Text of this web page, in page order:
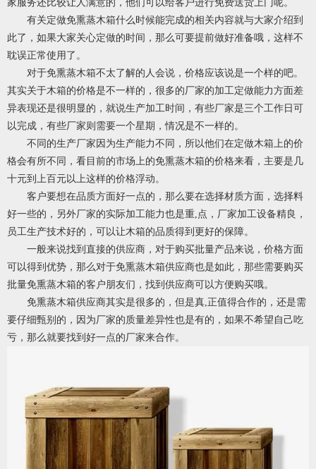
家服务还比较让人满意的，他们可以给客户进行免费送货上门呢。
有关定做免熏蒸木箱什么时候能完成的相关内容就与大家介绍到
此了，如果大家关心定做的时间，那么可要提前做好准备哦，这样不
耽误正常使用了。
对于免熏蒸木箱不太了解的人会说，价格应该说是一个样的吧。
其实关于木箱的价格是不一样的，很多的厂家的加工定做能力方面差
异表现还是很明显的，就说生产加工时间，有些厂家是三个工作日可
以完成，有些厂家则需要一个星期，情况是不一样的。
不同的生产厂家因为生产能力不同，所以他们在定做木箱上的价
格会有所不同，看目前的市场上的免熏蒸木箱的价格来看，主要是几
十元到上百元以上这样的价格浮动。
客户要想在品质方面好一点的，那么要在选择材质方面，选择料
好一些的，另外厂家的实际加工能力也是重,点，厂家加工设备精良，
员工生产技术好的，可以让木箱的品质得到更好的保障。
一般来说找到直接的供应商，对于购买批量产品来说，价格方面
可以得到优势，那么对于免熏蒸木箱供应商也是如此，那些需要购买
批量免熏蒸木箱的客户朋友们，找到供应商可以方便购买哦。
免熏蒸木箱供应商其实是很多的，但是真,正值得合作的，还是需
要仔细甄别的，因为厂家的质量差异性也是有的，如果不希望自己吃
亏，那么就要找到好一点的厂家来合作。